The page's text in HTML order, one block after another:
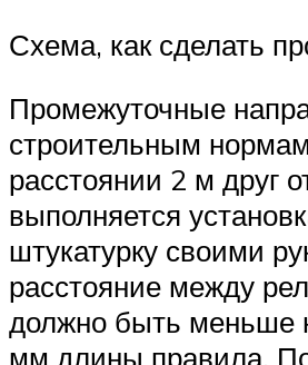
Схема, как сделать
Промежуточные
строительным
расстоянии 2 м друг
выполняется
штукатурку своими
расстояние между
должно быть меньше
мм длины правила.